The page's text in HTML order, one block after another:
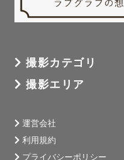
撮影カテゴリ
撮影エリア
運営会社
利用規約
プライバシーポリシー